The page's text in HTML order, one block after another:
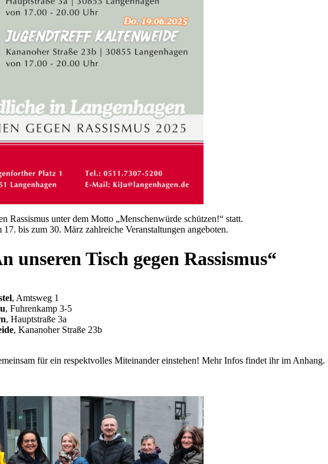
Rassismus unter dem Motto „Menschenwürde schützen!“ statt.
bis zum 30. März zahlreiche Veranstaltungen angeboten.
unseren Tisch gegen Rassismus“
, Amtsweg 1
, Fuhrenkamp 3-5
, Hauptstraße 3a
, Kananoher Straße 23b
für ein respektvolles Miteinander einstehen! Mehr Infos findet ihr im Anhang.